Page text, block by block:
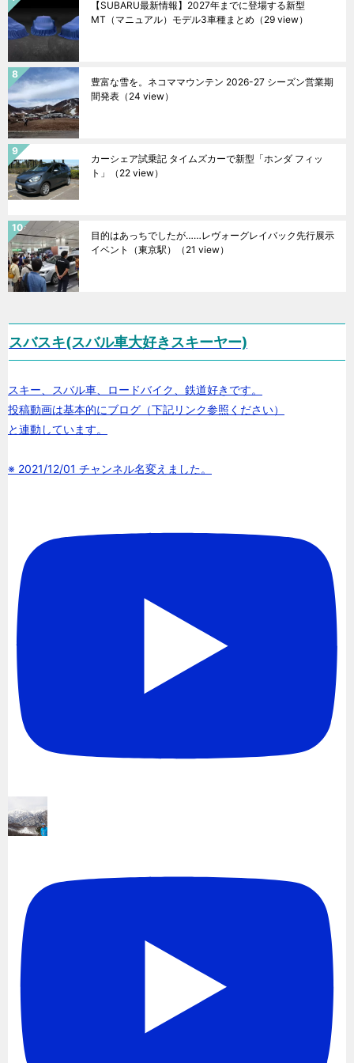
【SUBARU最新情報】2027年までに登場する新型
MT（マニュアル）モデル3車種まとめ （29 view）
豊富な雪を。ネコママウンテン 2026-27 シーズン営業期
間発表 （24 view）
カーシェア試乗記 タイムズカーで新型「ホンダ フィッ
ト」
（22 view）
目的はあっちでしたが……レヴォーグレイバック先行展示
イベント（東京駅）
（21 view）
スバスキ(スバル車大好きスキーヤー)
スキー、スバル車、ロードバイク、鉄道好きです。
投稿動画は基本的にブログ（下記リンク参照ください）
と連動しています。
※ 2021/12/01 チャンネル名変えました。